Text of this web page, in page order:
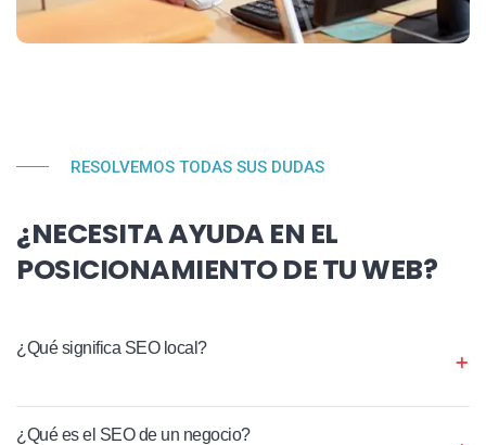
RESOLVEMOS TODAS SUS DUDAS
¿NECESITA AYUDA EN EL
POSICIONAMIENTO DE TU WEB?
¿Qué significa SEO local?
¿Qué es el SEO de un negocio?